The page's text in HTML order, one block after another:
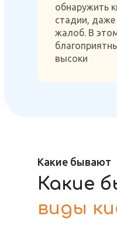
обнаружить
стадии, даже
жалоб. В
высоки
Какие бывают
Какие
виды